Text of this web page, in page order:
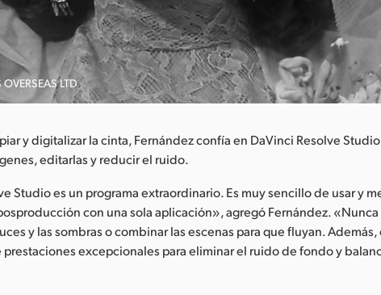
LTD
y digitalizar la cinta, Fernández confía en DaVinci Resolve
editarlas y reducir el ruido.
Studio es un programa extraordinario. Es muy sencillo de usar y
con una sola aplicación», agregó Fernández. «Nunca
y las sombras o combinar las escenas para que fluyan.
excepcionales para eliminar el ruido de fondo y